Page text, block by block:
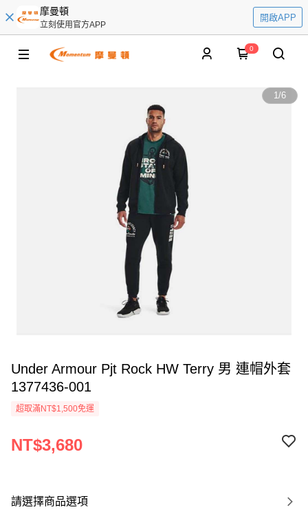
摩曼頓
立刻使用官方APP
開啟APP
0
1/6
Under Armour Pjt Rock HW Terry 男 連帽外套
1377436-001
超取滿NT$1,500免運
NT$3,680
請選擇商品選項